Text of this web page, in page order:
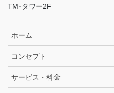
TM･タワー2F
ホーム
コンセプト
サービス・料金